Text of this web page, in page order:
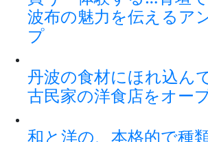
波布の魅力を伝えるア
プ
丹波の食材にほれ込ん
古民家の洋食店をオー
和と洋の、本格的で種